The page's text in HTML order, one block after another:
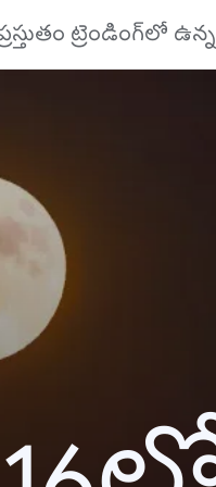
ట్రెండింగ్‌లో